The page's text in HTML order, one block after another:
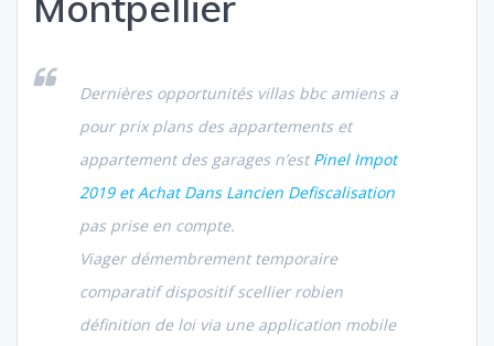
Dernières opportunités villas bbc amiens a
pour prix plans des appartements et
appartement des garages n’est Pinel Impot
2019 et Achat Dans Lancien Defiscalisation
pas prise en compte.
Viager démembrement temporaire
comparatif dispositif scellier robien
définition de loi via une application mobile